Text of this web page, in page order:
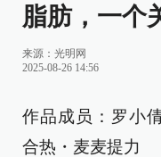
脂肪，一个
来源： 光明网
2025-08-26 14:56
作品成员：罗小
合热・麦麦提力